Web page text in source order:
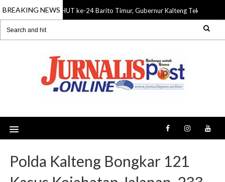
BREAKING NEWS
08 Aug 2026 HUT ke-24 Barito Timur, Gubernur Kalteng Tekankan
Polda Kalteng Bongkar 121